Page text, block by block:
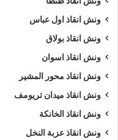
ونش انقاذ اول عباس
ونش انقاذ بولاق
ونش انقاذ اسوان
ونش انقاذ محور المشير
ونش انقاذ ميدان تريومف
ونش انقاذ الخانكة
ونش انقاذ عزبة النخل